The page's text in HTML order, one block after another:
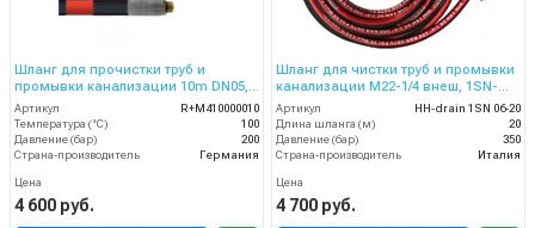
Шланг для прочистки труб и
промывки канализации 10m DN05,
200bar
Артикул
R+M410000010
Температура (°C)
100
Давление (бар)
200
Страна-производитель
Германия
Цена
4 600 руб.
Шланг для чистки труб и промывки
канализации M22-1/4 внеш, 1SN-
06,20 м
Артикул
HH-drain 1SN 06-20
Длина шланга (м)
20
Давление (бар)
350
Страна-производитель
Италия
Цена
4 700 руб.